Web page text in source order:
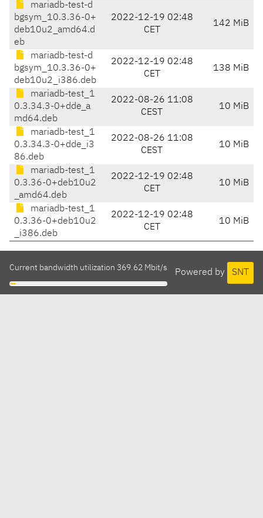
mariadb-test-d
bgsym_10.3.36-0+
deb10u2_amd64.d
eb
2022-12-19 02:48
CET
142 MiB
mariadb-test-d
bgsym_10.3.36-0+
deb10u2_i386.deb
2022-12-19 02:48
CET
138 MiB
mariadb-test_1
0.3.34.3-0+dde_a
md64.deb
2022-08-26 11:08
CEST
10 MiB
mariadb-test_1
0.3.34.3-0+dde_i3
86.deb
2022-08-26 11:08
CEST
10 MiB
mariadb-test_1
0.3.36-0+deb10u2
_amd64.deb
2022-12-19 02:48
CET
10 MiB
mariadb-test_1
0.3.36-0+deb10u2
_i386.deb
2022-12-19 02:48
CET
10 MiB
Powered by SNT
Current bandwidth utilization 369.62 Mbit/s